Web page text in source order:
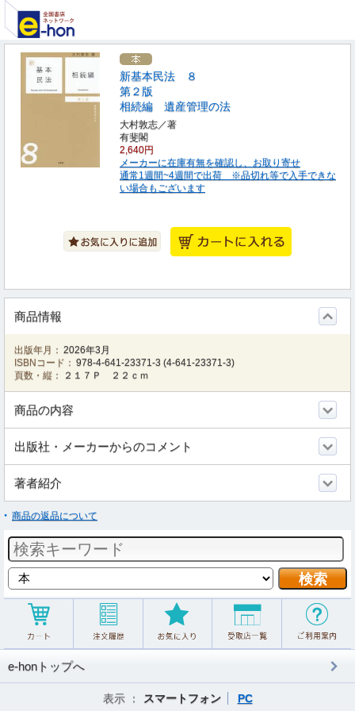
新基本民法 ８
第２版
相続編 遺産管理の法
大村敦志／著
有斐閣
2,640円
メーカーに在庫有無を確認し、お取り寄せ
通常1週間~4週間で出荷 ※品切れ等で入手できな
い場合もございます
商品情報
出版年月： 2026年3月
ISBNコード： 978-4-641-23371-3 (4-641-23371-3)
頁数・縦：
２１７Ｐ ２２ｃｍ
商品の内容
出版社・メーカーからのコメント
著者紹介
商品の返品について
e-honトップへ
表示 ： スマートフォン PC